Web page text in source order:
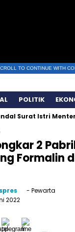
TO CONTINUE WITH
POLITIK
Surat Istri
2
Formalin
- Pewarta
2022